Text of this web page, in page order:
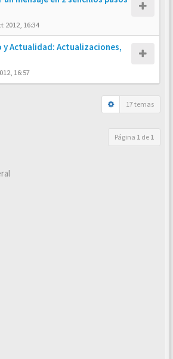
2012, 16:34
y Actualidad: Actualizaciones,
16:57
17 temas
Página 1 de 1